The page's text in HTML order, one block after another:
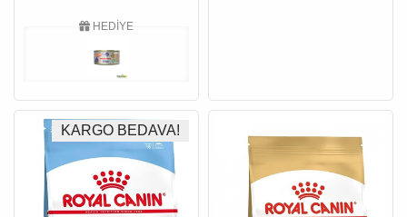
HEDİYE
KARGO BEDAVA!